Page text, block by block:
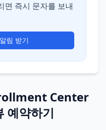
면 즉시 문자를 보내
림 받기
Center
예약하기